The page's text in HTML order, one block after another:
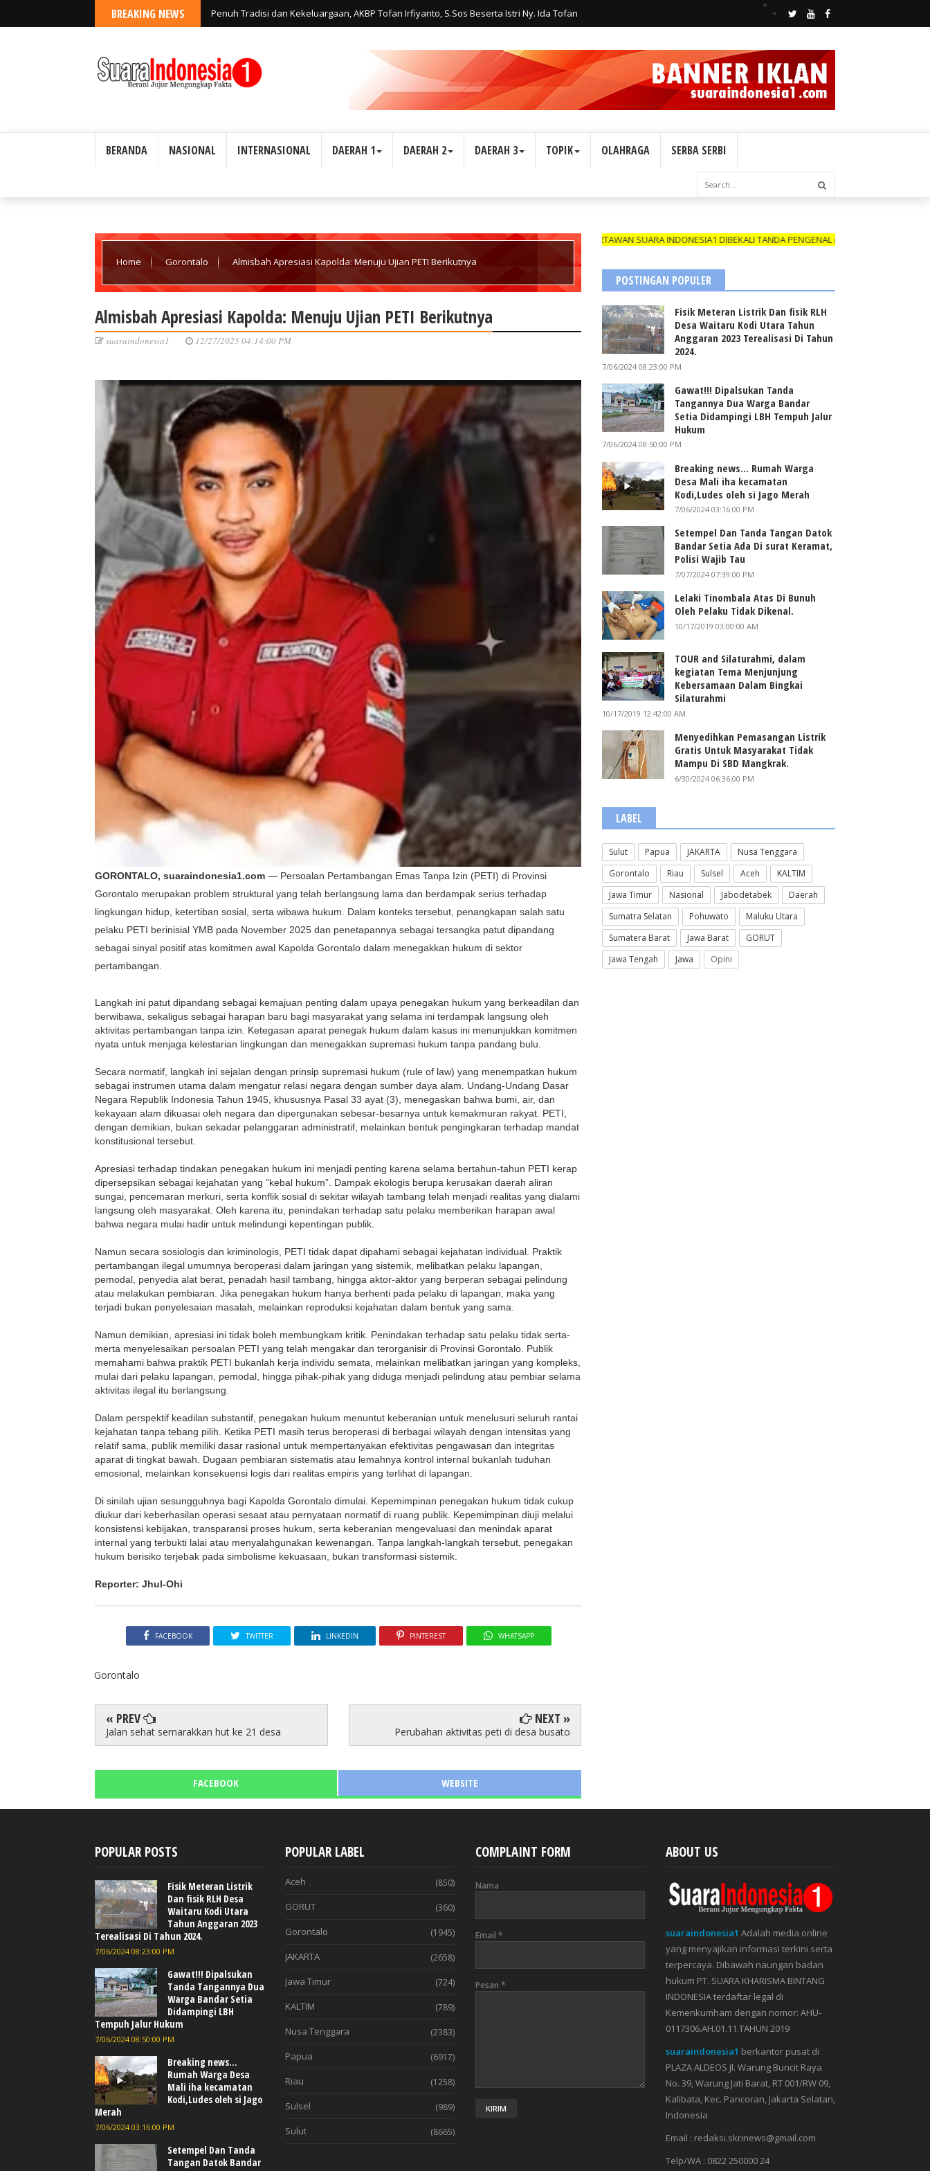
BREAKING NEWS Penuh Tradisi dan Kekeluargaan, AKBP Tofan Irfiyanto, S.Sos Beserta Istri Ny. Ida Tofan
BERANDA NASIONAL INTERNASIONAL DAERAH 1 DAERAH 2 DAERAH 3 TOPIK OLAHRAGA SERBA SERBI
Home Gorontalo Almisbah Apresiasi Kapolda: Menuju Ujian PETI Berikutnya
Almisbah Apresiasi Kapolda: Menuju Ujian PETI Berikutnya
suaraindonesia1 12/27/2025 04:14:00 PM
GORONTALO, suaraindonesia1.com — Persoalan Pertambangan Emas Tanpa Izin (PETI) di Provinsi
Gorontalo merupakan problem struktural yang telah berlangsung lama dan berdampak serius terhadap
lingkungan hidup, ketertiban sosial, serta wibawa hukum. Dalam konteks tersebut, penangkapan salah satu
pelaku PETI berinisial YMB pada November 2025 dan penetapannya sebagai tersangka patut dipandang
sebagai sinyal positif atas komitmen awal Kapolda Gorontalo dalam menegakkan hukum di sektor
pertambangan.
Langkah ini patut dipandang sebagai kemajuan penting dalam upaya penegakan hukum yang berkeadilan dan
berwibawa, sekaligus sebagai harapan baru bagi masyarakat yang selama ini terdampak langsung oleh
aktivitas pertambangan tanpa izin. Ketegasan aparat penegak hukum dalam kasus ini menunjukkan komitmen
nyata untuk menjaga kelestarian lingkungan dan menegakkan supremasi hukum tanpa pandang bulu.
Secara normatif, langkah ini sejalan dengan prinsip supremasi hukum (rule of law) yang menempatkan hukum
sebagai instrumen utama dalam mengatur relasi negara dengan sumber daya alam. Undang-Undang Dasar
Negara Republik Indonesia Tahun 1945, khususnya Pasal 33 ayat (3), menegaskan bahwa bumi, air, dan
kekayaan alam dikuasai oleh negara dan dipergunakan sebesar-besarnya untuk kemakmuran rakyat. PETI,
dengan demikian, bukan sekadar pelanggaran administratif, melainkan bentuk pengingkaran terhadap mandat
konstitusional tersebut.
Apresiasi terhadap tindakan penegakan hukum ini menjadi penting karena selama bertahun-tahun PETI kerap
dipersepsikan sebagai kejahatan yang “kebal hukum”. Dampak ekologis berupa kerusakan daerah aliran
sungai, pencemaran merkuri, serta konflik sosial di sekitar wilayah tambang telah menjadi realitas yang dialami
langsung oleh masyarakat. Oleh karena itu, penindakan terhadap satu pelaku memberikan harapan awal
bahwa negara mulai hadir untuk melindungi kepentingan publik.
Namun secara sosiologis dan kriminologis, PETI tidak dapat dipahami sebagai kejahatan individual. Praktik
pertambangan ilegal umumnya beroperasi dalam jaringan yang sistemik, melibatkan pelaku lapangan,
pemodal, penyedia alat berat, penadah hasil tambang, hingga aktor-aktor yang berperan sebagai pelindung
atau melakukan pembiaran. Jika penegakan hukum hanya berhenti pada pelaku di lapangan, maka yang
terjadi bukan penyelesaian masalah, melainkan reproduksi kejahatan dalam bentuk yang sama.
Namun demikian, apresiasi ini tidak boleh membungkam kritik. Penindakan terhadap satu pelaku tidak serta-
merta menyelesaikan persoalan PETI yang telah mengakar dan terorganisir di Provinsi Gorontalo. Publik
memahami bahwa praktik PETI bukanlah kerja individu semata, melainkan melibatkan jaringan yang kompleks,
mulai dari pelaku lapangan, pemodal, hingga pihak-pihak yang diduga menjadi pelindung atau pembiar selama
aktivitas ilegal itu berlangsung.
Dalam perspektif keadilan substantif, penegakan hukum menuntut keberanian untuk menelusuri seluruh rantai
kejahatan tanpa tebang pilih. Ketika PETI masih terus beroperasi di berbagai wilayah dengan intensitas yang
relatif sama, publik memiliki dasar rasional untuk mempertanyakan efektivitas pengawasan dan integritas
aparat di tingkat bawah. Dugaan pembiaran sistematis atau lemahnya kontrol internal bukanlah tuduhan
emosional, melainkan konsekuensi logis dari realitas empiris yang terlihat di lapangan.
Di sinilah ujian sesungguhnya bagi Kapolda Gorontalo dimulai. Kepemimpinan penegakan hukum tidak cukup
diukur dari keberhasilan operasi sesaat atau pernyataan normatif di ruang publik. Kepemimpinan diuji melalui
konsistensi kebijakan, transparansi proses hukum, serta keberanian mengevaluasi dan menindak aparat
internal yang terbukti lalai atau menyalahgunakan kewenangan. Tanpa langkah-langkah tersebut, penegakan
hukum berisiko terjebak pada simbolisme kekuasaan, bukan transformasi sistemik.
Reporter: Jhul-Ohi
FACEBOOK TWITTER LINKEDIN PINTEREST WHATSAPP
Gorontalo
« PREV
Jalan sehat semarakkan hut ke 21 desa
NEXT »
Perubahan aktivitas peti di desa busato
FACEBOOK WEBSITE
WARTAWAN SUARA INDONESIA1 DIBEKALI TANDA PENGENAL (ID CARD) YANG MASIH
POSTINGAN POPULER
Fisik Meteran Listrik Dan fisik RLH
Desa Waitaru Kodi Utara Tahun
Anggaran 2023 Terealisasi Di Tahun
2024.
7/06/2024 08:23:00 PM
Gawat!!! Dipalsukan Tanda
Tangannya Dua Warga Bandar
Setia Didampingi LBH Tempuh Jalur
Hukum
7/06/2024 08:50:00 PM
Breaking news... Rumah Warga
Desa Mali iha kecamatan
Kodi,Ludes oleh si Jago Merah
7/06/2024 03:16:00 PM
Setempel Dan Tanda Tangan Datok
Bandar Setia Ada Di surat Keramat,
Polisi Wajib Tau
7/07/2024 07:39:00 PM
Lelaki Tinombala Atas Di Bunuh
Oleh Pelaku Tidak Dikenal.
10/17/2019 03:00:00 AM
TOUR and Silaturahmi, dalam
kegiatan Tema Menjunjung
Kebersamaan Dalam Bingkai
Silaturahmi
10/17/2019 12:42:00 AM
Menyedihkan Pemasangan Listrik
Gratis Untuk Masyarakat Tidak
Mampu Di SBD Mangkrak.
6/30/2024 06:36:00 PM
LABEL
Sulut Papua JAKARTA
Nusa Tenggara
Gorontalo
Riau Sulsel Aceh
KALTIM
Jawa Timur
Nasional Jabodetabek
Daerah
Sumatra Selatan
Pohuwato
Maluku Utara
Sumatera Barat
Jawa Barat
GORUT
Jawa Tengah
Jawa Opini
POPULAR POSTS
Fisik Meteran Listrik
Dan fisik RLH Desa
Waitaru Kodi Utara
Tahun Anggaran 2023
Terealisasi Di Tahun 2024.
7/06/2024 08:23:00 PM
Gawat!!! Dipalsukan
Tanda Tangannya Dua
Warga Bandar Setia
Didampingi LBH
Tempuh Jalur Hukum
7/06/2024 08:50:00 PM
Breaking news...
Rumah Warga Desa
Mali iha kecamatan
Kodi,Ludes oleh si Jago
Merah
7/06/2024 03:16:00 PM
Setempel Dan Tanda
Tangan Datok Bandar
POPULAR LABEL
Aceh (850)
GORUT (360)
Gorontalo (1945)
JAKARTA (2658)
Jawa Timur (724)
KALTIM (789)
Nusa Tenggara (2383)
Papua (6917)
Riau (1258)
Sulsel (989)
Sulut (8665)
COMPLAINT FORM
Nama
Email *
Pesan *
ABOUT US
suaraindonesia1 Adalah media online
yang menyajikan informasi terkini serta
terpercaya. Dibawah naungan badan
hukum PT. SUARA KHARISMA BINTANG
INDONESIA terdaftar legal di
Kemenkumham dengan nomor: AHU-
0117306.AH.01.11.TAHUN 2019
suaraindonesia1 berkantor pusat di
PLAZA ALDEOS Jl. Warung Buncit Raya
No. 39, Warung Jati Barat, RT 001/RW 09,
Kalibata, Kec. Pancoran, Jakarta Selatan,
Indonesia
Email : redaksi.skrinews@gmail.com
Telp/WA : 0822 250000 24